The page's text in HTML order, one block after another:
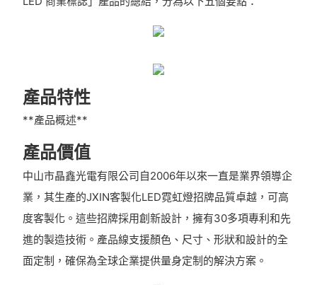
產品特性
**產品概述**
產品價值
中山市晶鑫光電有限公司自2006年以來一直是業界領導企
業，其生產的JXIN客製化LED霓虹燈招牌品質卓越，可高
度客製化。這些招牌採用創新設計，擁有30多項專利和先
進的製造技術。產品線支援顏色、尺寸、形狀和設計的全
面定制，確保為全球企業提供量身定制的解決方案。